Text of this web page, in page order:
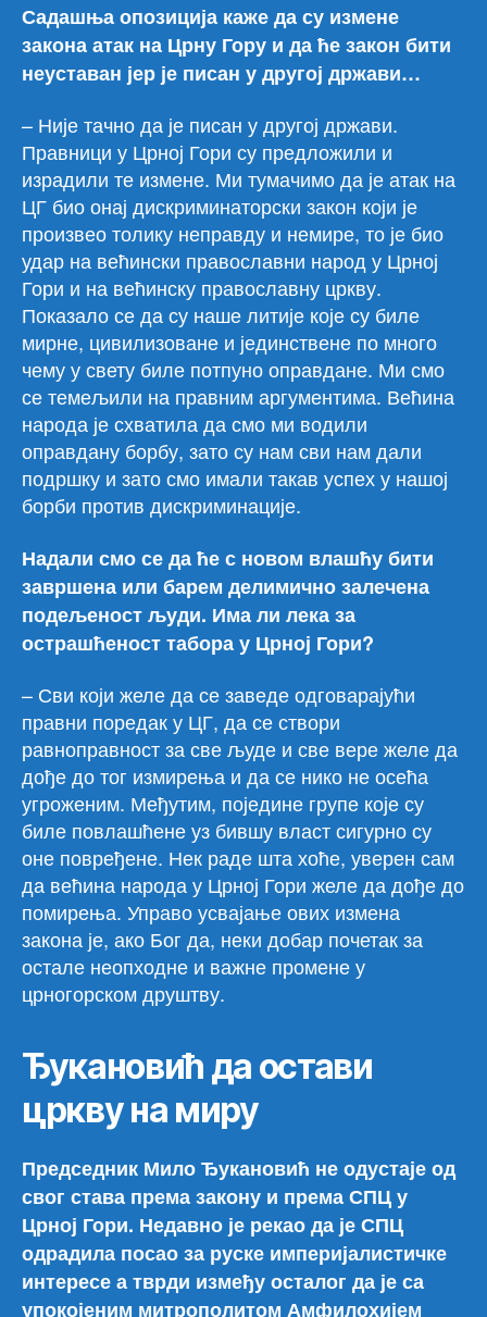
Садашња опозиција каже да су измене
закона атак на Црну Гору и да ће закон бити
неуставан јер је писан у другој држави…
– Није тачно да је писан у другој држави.
Правници у Црној Гори су предложили и
израдили те измене. Ми тумачимо да је атак на
ЦГ био онај дискриминаторски закон који је
произвео толику неправду и немире, то је био
удар на већински православни народ у Црној
Гори и на већинску православну цркву.
Показало се да су наше литије које су биле
мирне, цивилизоване и јединствене по много
чему у свету биле потпуно оправдане. Ми смо
се темељили на правним аргументима. Већина
народа је схватила да смо ми водили
оправдану борбу, зато су нам сви нам дали
подршку и зато смо имали такав успех у нашој
борби против дискриминације.
Надали смо се да ће с новом влашћу бити
завршена или барем делимично залечена
подељеност људи. Има ли лека за
острашћеност табора у Црној Гори?
– Сви који желе да се заведе одговарајући
правни поредак у ЦГ, да се створи
равноправност за све људе и све вере желе да
дође до тог измирења и да се нико не осећа
угроженим. Међутим, поједине групе које су
биле повлашћене уз бившу власт сигурно су
оне повређене. Нек раде шта хоће, уверен сам
да већина народа у Црној Гори желе да дође до
помирења. Управо усвајање ових измена
закона је, ако Бог да, неки добар почетак за
остале неопходне и важне промене у
црногорском друштву.
Ђукановић да остави
цркву на миру
Председник Мило Ђукановић не одустаје од
свог става према закону и према СПЦ у
Црној Гори. Недавно је рекао да је СПЦ
одрадила посао за руске империјалистичке
интересе а тврди између осталог да је са
упокојеним митрополитом Амфилохијем